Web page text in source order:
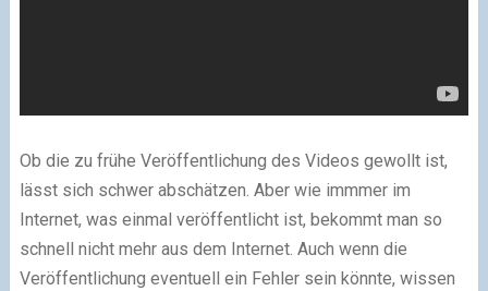
Ob die zu frühe Veröffentlichung des Videos gewollt ist,
lässt sich schwer abschätzen. Aber wie immmer im
Internet, was einmal veröffentlicht ist, bekommt man so
schnell nicht mehr aus dem Internet. Auch wenn die
Veröffentlichung eventuell ein Fehler sein könnte, wissen